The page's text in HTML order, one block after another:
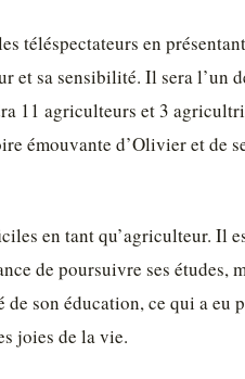
téléspectateurs en
et sa sensibilité. Il sera
11 agriculteurs et 3
émouvante d’Olivier et de
en tant qu’agriculteur. Il
de poursuivre ses études,
son éducation, ce qui a eu
joies de la vie.